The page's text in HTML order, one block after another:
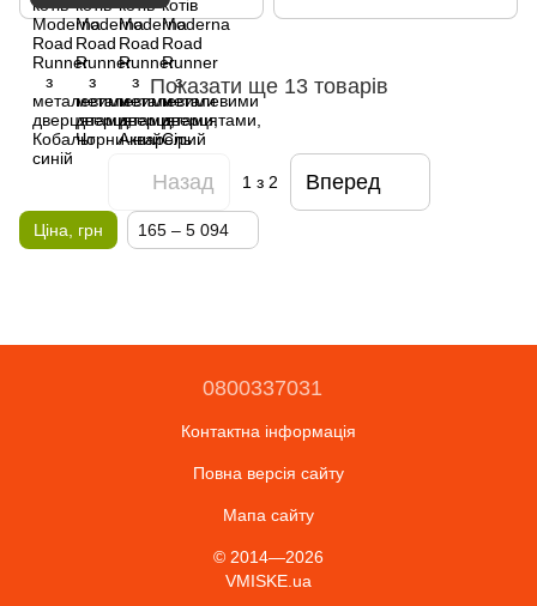
Показати ще 13 товарів
Назад 1 з 2 Вперед
Ціна, грн 165 – 5 094
0800337031
Контактна інформація
Повна версія сайту
Мапа сайту
© 2014—2026
VMISKE.ua